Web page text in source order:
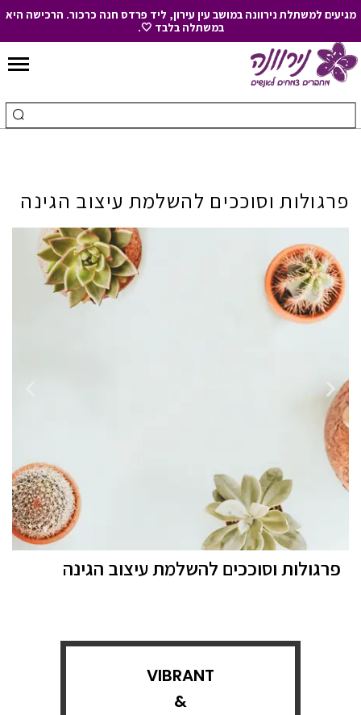
to
מגיעים למשתלת נירוונה במושב עין עירון, ליד פרדס חנה כרכור. הרכישה היא
במשתלה בלבד 🤍.
פרגולות וסוככים להשלמת עיצוב הגינה
פרגולות וסוככים להשלמת עיצוב הגינה
VIBRANT
&